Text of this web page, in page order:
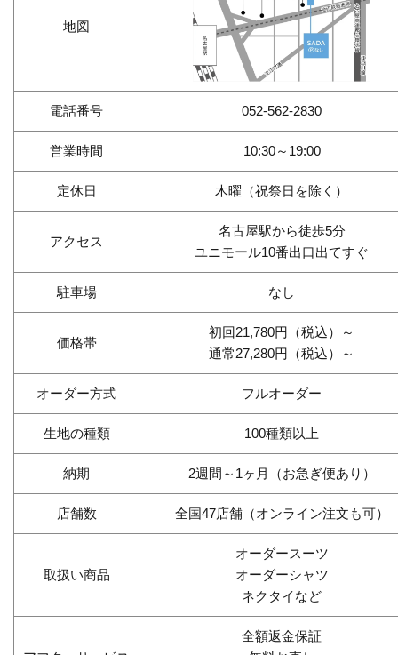
地図
電話番号 052-562-2830
営業時間 10:30～19:00
定休日 木曜（祝祭日を除く）
アクセス
名古屋駅から徒歩5分
ユニモール10番出口出てすぐ
駐車場 なし
価格帯
初回21,780円（税込）～
通常27,280円（税込）～
オーダー方式 フルオーダー
生地の種類 100種類以上
納期 2週間～1ヶ月（お急ぎ便あり）
店舗数 全国47店舗（オンライン注文も可）
取扱い商品
オーダースーツ
オーダーシャツ
ネクタイなど
全額返金保証